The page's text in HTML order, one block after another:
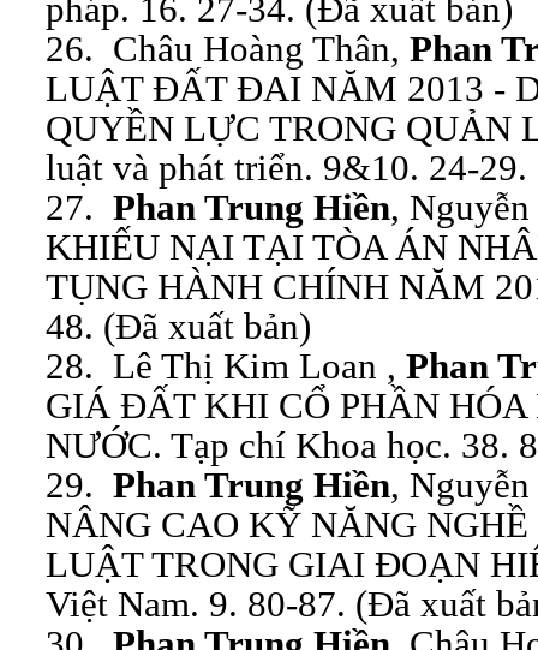
pháp. 16. 27-34. (Đã xuất bản)
26. Châu Hoàng Thân, Phan
LUẬT ĐẤT ĐAI NĂM 2013 -
QUYỀN LỰC TRONG QUẢN
luật và phát triển. 9&10. 24-
27. Phan Trung Hiền,
KHIẾU NẠI TẠI TÒA ÁN
TỤNG HÀNH CHÍNH NĂM
48. (Đã xuất bản)
28. Lê Thị Kim Loan , Phan
GIÁ ĐẤT KHI CỔ PHẦN
NƯỚC. Tạp chí Khoa học. 38.
29. Phan Trung Hiền,
NÂNG CAO KỸ NĂNG
LUẬT TRONG GIAI ĐOẠN
Việt Nam. 9. 80-87. (Đã xuất